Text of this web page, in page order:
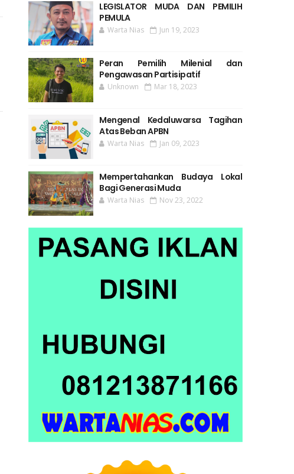
LEGISLATOR MUDA DAN PEMILIH
PEMULA
Warta Nias Jun 19, 2023
Peran Pemilih Milenial dan
Pengawasan Partisipatif
Unknown Mar 18, 2023
Mengenal Kedaluwarsa Tagihan
Atas Beban APBN
Warta Nias Jan 09, 2023
Mempertahankan Budaya Lokal
Bagi Generasi Muda
Warta Nias Nov 23, 2022